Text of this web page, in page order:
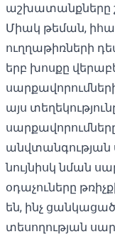
աշխատանքները
Միակ թեման,
ուղղաթիռների
երբ խոսքը
այս
նույնիսկ նման
օդաչուները
են, ինչ ցանկացած
տեսողության